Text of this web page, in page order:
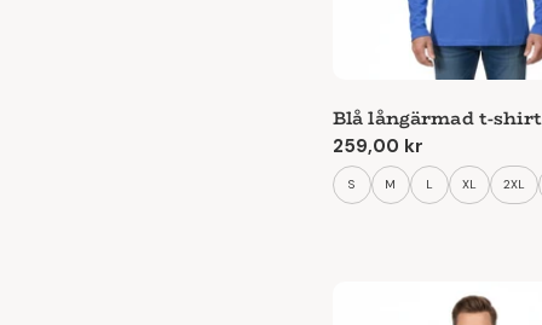
Blå långärmad t-
Ordinarie
pris
259,00 kr
S M L XL 2XL